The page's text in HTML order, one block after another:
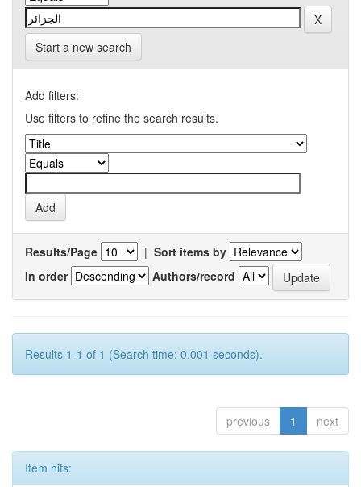
Start a new search
Add filters:
Use filters to refine the search results.
Results/Page | Sort items by
In order
Authors/record
Results 1-1 of 1 (Search time: 0.001 seconds).
previous 1 next
Item hits: